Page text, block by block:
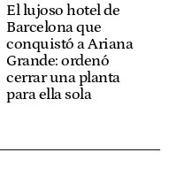
El lujoso hotel de
Barcelona que
conquistó a Ariana
Grande: ordenó
cerrar una planta
para ella sola